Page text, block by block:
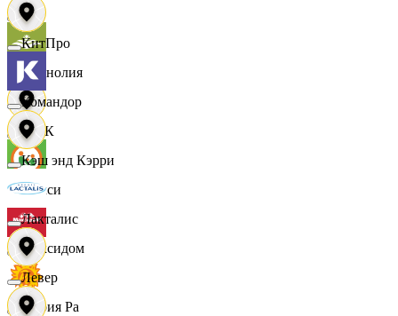
Луч
Магнолия
МАК
Макси
Максидом
Мария Ра
КитПро
Командор
Кэш энд Кэрри
Лакталис
Левер